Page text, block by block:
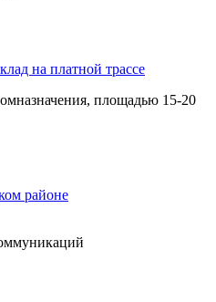
на платной трассе
площадью 15-20
районе